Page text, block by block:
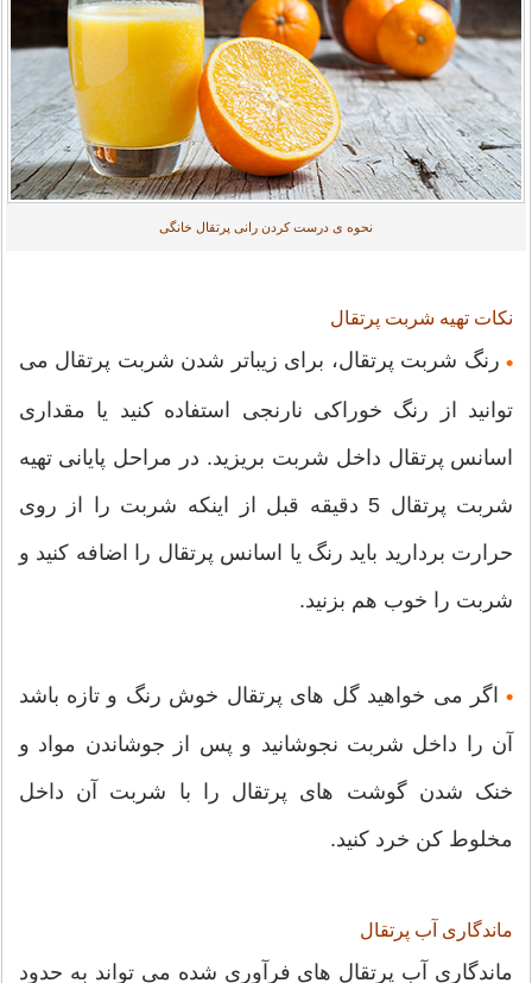
نحوه ی درست کردن رانی پرتقال خانگی
نکات تهیه شربت پرتقال
• رنگ شربت پرتقال، برای زیباتر شدن شربت پرتقال می
توانید از رنگ خوراکی نارنجی استفاده کنید یا مقداری
اسانس پرتقال داخل شربت بریزید. در مراحل پایانی تهیه
شربت پرتقال 5 دقیقه قبل از اینکه شربت را از روی
حرارت بردارید باید رنگ یا اسانس پرتقال را اضافه کنید و
شربت را خوب هم بزنید.
• اگر می خواهید گل های پرتقال خوش رنگ و تازه باشد
آن را داخل شربت نجوشانید و پس از جوشاندن مواد و
خنک شدن گوشت های پرتقال را با شربت آن داخل
مخلوط کن خرد کنید.
ماندگاری آب پرتقال
ماندگاری آب پرتقال های فرآوری شده می تواند به حدود